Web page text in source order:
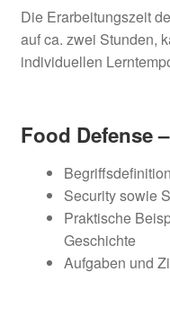
Die Erarbeitungszeit
auf ca. zwei Stunden,
individuellen
Food Defense
Begriffsdefinition
Security sowie
Praktische
Geschichte
Aufgaben und